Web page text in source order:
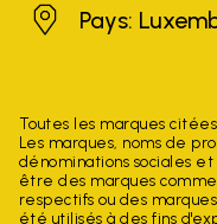
Luxembourg
Pays:
Toutes les marques
Les marques, noms de
dénominations sociales
être des marques
respectifs ou des
été utilisés à des fins